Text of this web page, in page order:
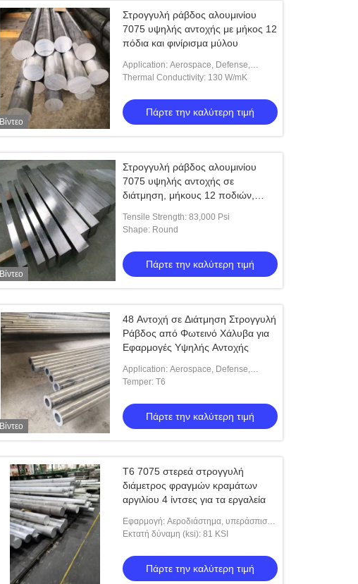
Βίντεο
Στρογγυλή ράβδος αλουμινίου
7075 υψηλής αντοχής με μήκος 12
πόδια και φινίρισμα μύλου
Application: Aerospace, Defense,
Shafts, Gears
Thermal Conductivity: 130 W/mK
Πάρτε την καλύτερη τιμή
Βίντεο
Στρογγυλή ράβδος αλουμινίου
7075 υψηλής αντοχής σε
διάτμηση, μήκους 12 ποδιών,
Tensile Strength: 83,000 Psi
Shape: Round
Πάρτε την καλύτερη τιμή
Βίντεο
48 Αντοχή σε Διάτμηση Στρογγυλή
Ράβδος από Φωτεινό Χάλυβα για
Εφαρμογές Υψηλής Αντοχής
Application: Aerospace, Defense,
Shafts, Gears
Temper: T6
Πάρτε την καλύτερη τιμή
T6 7075 στερεά στρογγυλή
διάμετρος φραγμών κραμάτων
αργιλίου 4 ίντσες για τα εργαλεία
Εφαρμογή: Αεροδιάστημα, υπεράσπιση,
άξονες, εργαλεία
Εκτατή δύναμη (ksi): 81 KSI
Πάρτε την καλύτερη τιμή